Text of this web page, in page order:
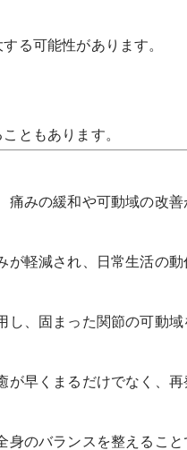
る可能性があります。
ともあります。
みの緩和や可動域の改善
軽減され、日常生活の動
、固まった関節の可動域
早くまるだけでなく、再
のバランスを整えること